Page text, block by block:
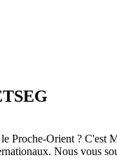
Proche-Orient ?
Nous vous